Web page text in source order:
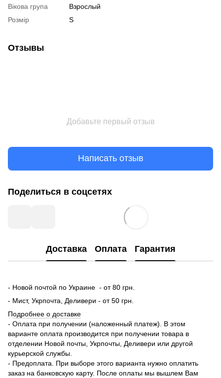
Вікова група
Взрослый
Розмір
S
Отзывы
Добавьте первый отзыв
Написать отзыв
Поделиться в соцсетях
Доставка Оплата Гарантия
- Новой почтой по Украине - от 80 грн.
- Мист, Укрпочта, Деливери - от 50 грн.
Подробнее о доставке
- Оплата при получении (наложенный платеж). В этом
варианте оплата производится при получении товара в
отделении Новой почты, Укрпочты, Деливери или другой
курьерской службы.
- Предоплата. При выборе этого варианта нужно оплатить
заказ на банковскую карту. После оплаты мы вышлем Вам